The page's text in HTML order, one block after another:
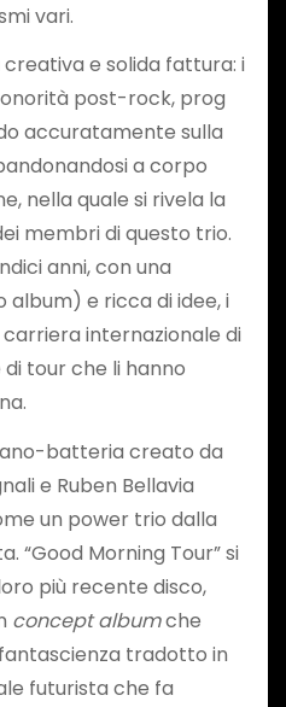
vari.
e solida fattura: i
post-rock, prog
accuratamente sulla
a corpo
nella quale si rivela la
membri di questo trio.
anni, con una
e ricca di idee, i
internazionale di
tour che li hanno
batteria creato da
e Ruben Bellavia
un power trio dalla
“Good Morning Tour” si
più recente disco,
concept albumche
tradotto in
futurista che fa